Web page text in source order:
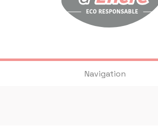
Navigation